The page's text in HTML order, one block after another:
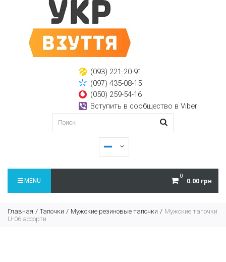
(093) 221-20-91
(097) 435-08-15
(050) 259-54-16
Вступить в сообщество в Viber
0
0.00 грн
MENU
Главная Тапочки Мужские резиновые тапочки
Мужские тапочки
U-06 ассорти